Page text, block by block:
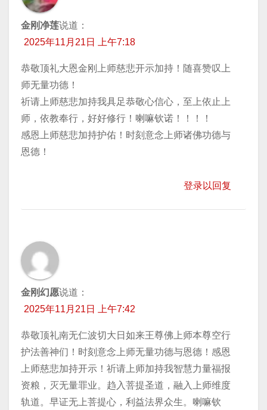
金刚净莲说道：
2025年11月21日 上午7:18
恭敬顶礼大恩金刚上师慈悲开示加持！随喜赞叹上
师无量功德！
祈请上师慈悲加持我具足恭敬心信心，至上依止上
师，依教奉行，好好修行！喇嘛钦诺！！！！
感恩上师慈悲加持护佑！时刻意念上师诸佛功德与
恩德！
登录以回复
金刚幻愿说道：
2025年11月21日 上午7:42
恭敬顶礼南无仁波切大日如来王尊佛上师本尊空行
护法善神们！时刻意念上师无量功德与恩德！感恩
上师慈悲加持开示！祈请上师加持我智慧力量福报
资粮，灭无量罪业。趋入菩提圣道，融入上师维度
轨道。早证无上菩提心，利益法界众生。喇嘛钦